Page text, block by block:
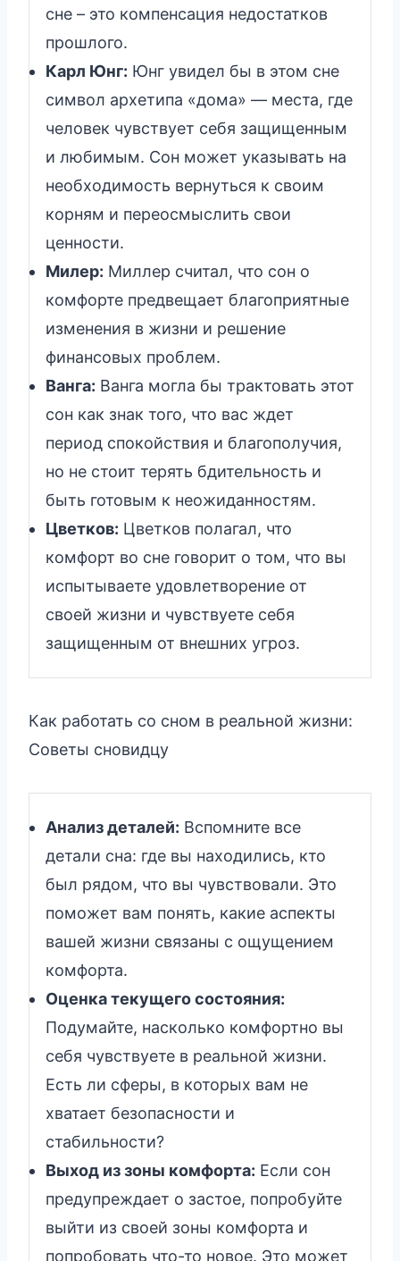
сне – это компенсация недостатков
прошлого.
Карл Юнг: Юнг увидел бы в этом сне
символ архетипа «дома» — места, где
человек чувствует себя защищенным
и любимым. Сон может указывать на
необходимость вернуться к своим
корням и переосмыслить свои
ценности.
Милер: Миллер считал, что сон о
комфорте предвещает благоприятные
изменения в жизни и решение
финансовых проблем.
Ванга: Ванга могла бы трактовать этот
сон как знак того, что вас ждет
период спокойствия и благополучия,
но не стоит терять бдительность и
быть готовым к неожиданностям.
Цветков: Цветков полагал, что
комфорт во сне говорит о том, что вы
испытываете удовлетворение от
своей жизни и чувствуете себя
защищенным от внешних угроз.
Как работать со сном в реальной жизни:
Советы сновидцу
Анализ деталей: Вспомните все
детали сна: где вы находились, кто
был рядом, что вы чувствовали. Это
поможет вам понять, какие аспекты
вашей жизни связаны с ощущением
комфорта.
Оценка текущего состояния:
Подумайте, насколько комфортно вы
себя чувствуете в реальной жизни.
Есть ли сферы, в которых вам не
хватает безопасности и
стабильности?
Выход из зоны комфорта: Если сон
предупреждает о застое, попробуйте
выйти из своей зоны комфорта и
попробовать что-то новое. Это может